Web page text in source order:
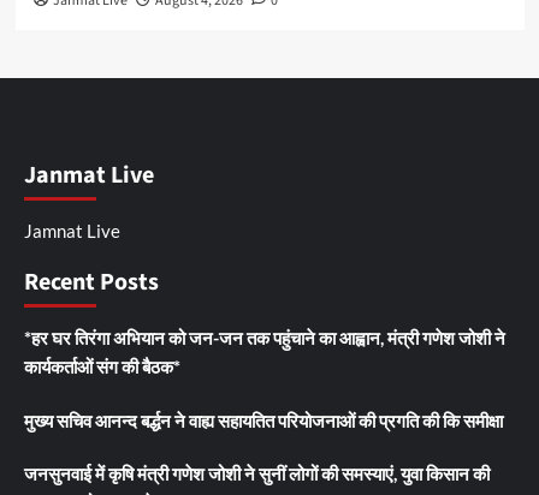
Janmat Live
Jamnat Live
Recent Posts
*हर घर तिरंगा अभियान को जन-जन तक पहुंचाने का आह्वान, मंत्री गणेश जोशी ने
कार्यकर्ताओं संग की बैठक*
मुख्य सचिव आनन्द बर्द्धन ने वाह्य सहायतित परियोजनाओं की प्रगति की कि समीक्षा
जनसुनवाई में कृषि मंत्री गणेश जोशी ने सुनीं लोगों की समस्याएं, युवा किसान की